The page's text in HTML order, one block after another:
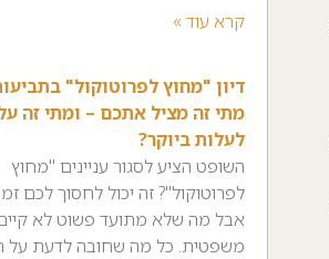
קרא עוד »
דיון "מחוץ לפרוטוקול"
מתי זה מציל אתכם – ומתי זה
לעלות ביוקר?
השופט הציע לסגור עניינים "מחוץ
לפרוטוקול"? זה יכול לחסוך לכם
אבל מה שלא מתועד פשוט לא
משפטית. כל מה שחובה לדעת על